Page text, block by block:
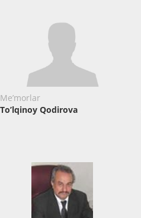
Me’morlar
To’lqinoy Qodirova